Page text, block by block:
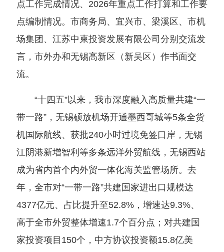
点工作完成情况、2026年重点工作打算和工作要
点编制情况。市商务局、宜兴市、梁溪区、市机
场集团、江苏中柬投资发展有限公司分别交流发
言，市外办和无锡高新区（新吴区）作书面交
流。
“十四五”以来，我市深度融入高质量共建“一
带一路”，无锡硕放机场开通墨西哥城等5条全货
机国际航线、获批240小时过境免签口岸，无锡
江阴港新增智利等多条远洋外贸航线，无锡西站
成为省内首个内外贸一体化海关监管场所。去
年，全市对“一带一路”共建国家进出口规模达
4377亿元、占比提升至52.8%，增速达9.3%、
高于全市外贸整体增速1.7个百分点；对共建国
家投资项目150个，中方协议投资额15.8亿美